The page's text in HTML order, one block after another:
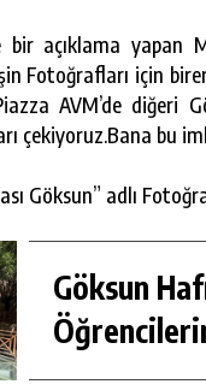
bir açıklama
Fotoğrafları için
AVM’de diğeri
çekiyoruz.Bana bu
Göksun” adlı
Göksun